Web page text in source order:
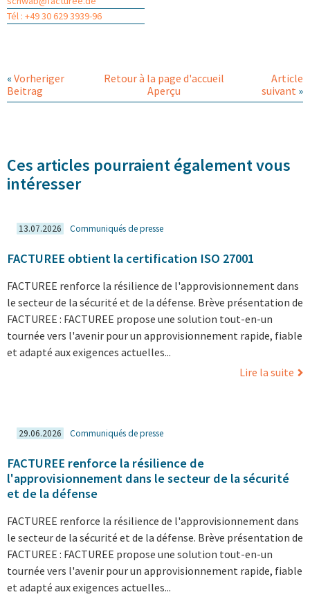
Tél : +49 30 629 3939-96
« Vorheriger
Beitrag
Retour à la page d'accueil
Aperçu
Article
suivant »
Ces articles pourraient également vous
intéresser
13.07.2026 Communiqués de presse
FACTUREE obtient la certification ISO 27001
FACTUREE renforce la résilience de l'approvisionnement dans
le secteur de la sécurité et de la défense. Brève présentation de
FACTUREE : FACTUREE propose une solution tout-en-un
tournée vers l'avenir pour un approvisionnement rapide, fiable
et adapté aux exigences actuelles...
Lire la suite
29.06.2026 Communiqués de presse
FACTUREE renforce la résilience de
l'approvisionnement dans le secteur de la sécurité
et de la défense
FACTUREE renforce la résilience de l'approvisionnement dans
le secteur de la sécurité et de la défense. Brève présentation de
FACTUREE : FACTUREE propose une solution tout-en-un
tournée vers l'avenir pour un approvisionnement rapide, fiable
et adapté aux exigences actuelles...